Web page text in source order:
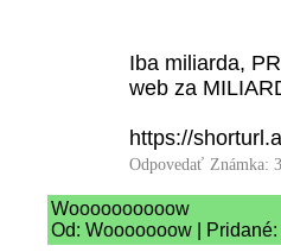
Iba miliarda,
web za
https://
Odpovedať Známka:
Woooooooooow
Od: Wooooooow |